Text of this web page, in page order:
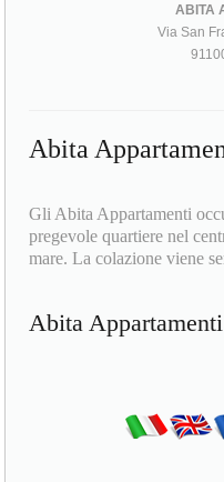
ABITA
Via San
Abita
Gli Abita Appartamenti
pregevole quartiere nel
mare. La colazione viene
Abita Appartamenti